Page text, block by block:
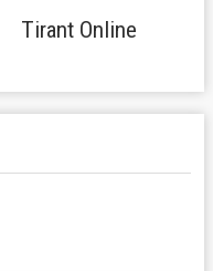
Tirant Online